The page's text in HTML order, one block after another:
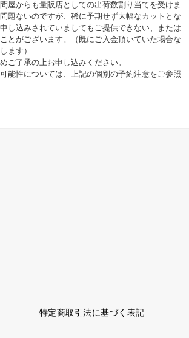
屋からも量販店としての出荷数割り当てを受けま
題ないのですが、稀に予期せず大幅なカットとな
し込みされていましてもご提供できない、または
とがございます。（既にご入金頂いていた場合な
ます）
ご了承の上お申し込みください。
能性については、上記の個別の予約注意をご参照
特定商取引法に基づく表記